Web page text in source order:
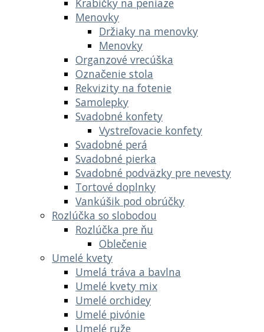
Menovky
Držiaky na menovky
Menovky
Organzové vrecúška
Označenie stola
Rekvizity na fotenie
Samolepky
Svadobné konfety
Vystreľovacie konfety
Svadobné perá
Svadobné pierka
Svadobné podväzky pre nevesty
Tortové doplnky
Vankúšik pod obrúčky
Rozlúčka so slobodou
Rozlúčka pre ňu
Oblečenie
Umelé kvety
Umelá tráva a bavlna
Umelé kvety mix
Umelé orchidey
Umelé pivónie
Umelé ruže